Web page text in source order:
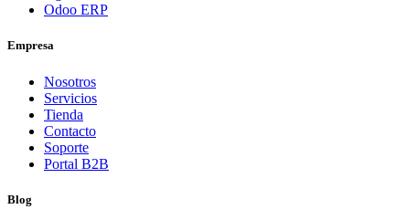
Odoo ERP
Empresa
Nosotros
Servicios
Tienda
Contacto
Soporte
Portal B2B
Blog